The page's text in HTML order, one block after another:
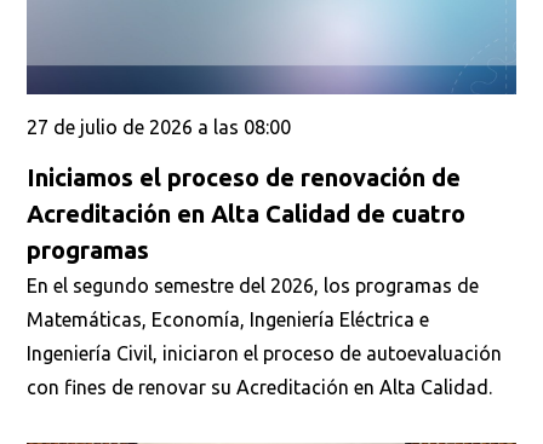
27 de julio de 2026 a las 08:00
Iniciamos el proceso de renovación de
Acreditación en Alta Calidad de cuatro
programas
En el segundo semestre del 2026, los programas de
Matemáticas, Economía, Ingeniería Eléctrica e
Ingeniería Civil, iniciaron el proceso de autoevaluación
con fines de renovar su Acreditación en Alta Calidad.